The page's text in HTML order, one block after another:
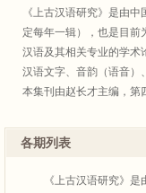
《上古汉语研究》是由
定每年一辑），也是目前
汉语及其相关专业的学术
汉语文字、音韵（语音）
本集刊由赵长才主编，第
各期列表
《上古汉语研究》是由